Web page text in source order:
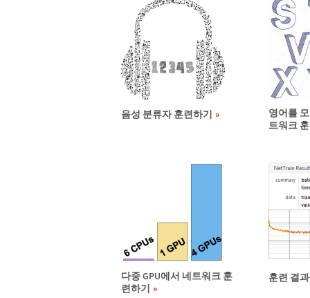
음성 분류자 훈련하기
영어를
트워크
다중 GPU에서 네트워크 훈
련하기
훈련 결